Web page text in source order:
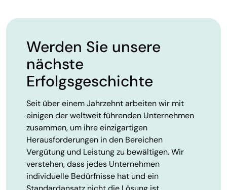
Werden Sie unsere
nächste
Erfolgsgeschichte
Seit über einem Jahrzehnt arbeiten wir mit
einigen der weltweit führenden Unternehmen
zusammen, um ihre einzigartigen
Herausforderungen in den Bereichen
Vergütung und Leistung zu bewältigen. Wir
verstehen, dass jedes Unternehmen
individuelle Bedürfnisse hat und ein